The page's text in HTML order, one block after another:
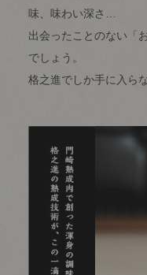
味、味わい深さ…
出会ったことのない「
でしょう。
格之進でしか手に入ら